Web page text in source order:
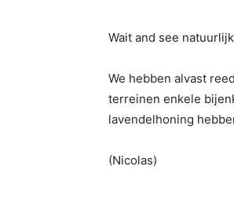
Wait and see
We hebben alvast
terreinen enkele
lavendelhoning
(Nicolas)